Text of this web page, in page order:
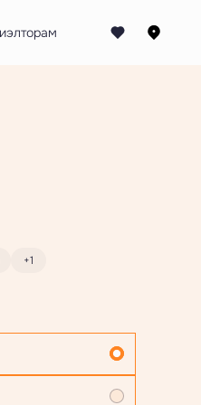
Забронировать
+1